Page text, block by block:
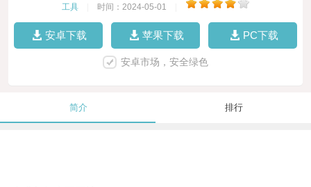
工具 时间：2024-05-01
安卓下载 苹果下载 PC下载
安卓市场，安全绿色
简介 排行